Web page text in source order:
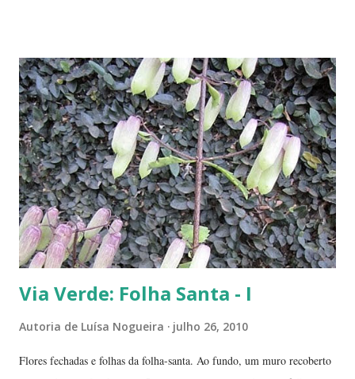
'compridinha' - que nessas alturas já estava do tamanho da
jabuticabeira. Foi aí que soubemos que tínhamos um pé de angico.
Eles nos disseram que de onde tinham plantado as mudas havia muito
angiqueiro. Alguma sementinha viajou junto. Pensamos mudá-lo para
outro lugar. Mas ele foi ficando. Quanto mais crescia, mais difícil seria
deslocá-lo. Hoje ele continua lá, coladinho ao pé de jabuticaba,
fazendo sombra para ...
Via Verde: Folha Santa - I
Autoria de Luísa Nogueira julho 26, 2010
Flores fechadas e folhas da folha-santa. Ao fundo, um muro recoberto